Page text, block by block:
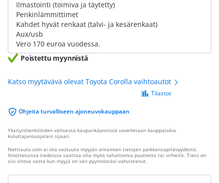
Ilmastointi (toimiva ja täytetty)
Penkinlämmittimet
Kahdet hyvät renkaat (talvi- ja kesärenkaat)
Aux/usb
Vero 170 euroa vuodessa.
Poistettu myynnistä
Katso myytävävä olevat Toyota Corolla vaihtoautot
Ohjeita turvalliseen ajoneuvokauppaan
Tilastot
Yksityishenkilöiden välisessä kaupankäynnissä sovelletaan kauppalakia
kuluttajansuojalain sijaan.
Nettiauto.com ei ota vastuuta myyjän antamien tietojen paikkansapitävyydestä.
Ilmoitetuissa tiedoissa saattaa olla myös tahattomia puutteita tai virheitä. Tieto on
siis sitova vasta kun myyjä on sen pyynnöstäsi vahvistanut.